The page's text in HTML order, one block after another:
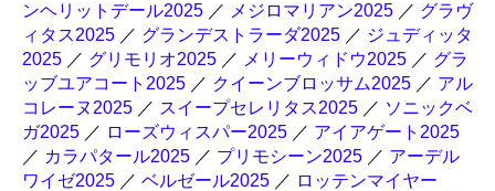
ンヘリットデール2025 ／ メジロマリアン2025 ／ グラヴ
ィタス2025 ／ グランデストラーダ2025 ／ ジュディッタ
2025 ／ グリモリオ2025 ／ メリーウィドウ2025 ／ グラ
ッブユアコート2025 ／ クイーンブロッサム2025 ／ アル
コレーヌ2025 ／ スイープセレリタス2025 ／ ソニックベ
ガ2025 ／ ローズウィスパー2025 ／ アイアゲート2025
／ カラパタール2025 ／ プリモシーン2025 ／ アーデル
ワイゼ2025 ／ ベルゼール2025 ／ ロッテンマイヤー